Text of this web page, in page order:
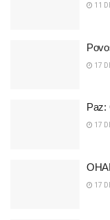
11
17
Paz:
17
17